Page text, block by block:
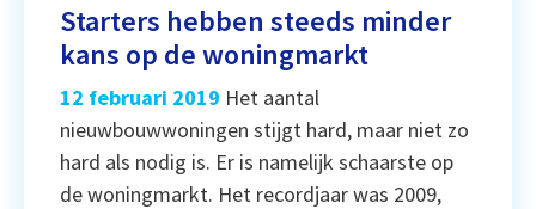
Starters hebben steeds minder
kans op de woningmarkt
12 februari 2019 Het aantal
nieuwbouwwoningen stijgt hard, maar niet zo
hard als nodig is. Er is namelijk schaarste op
de woningmarkt. Het recordjaar was 2009,